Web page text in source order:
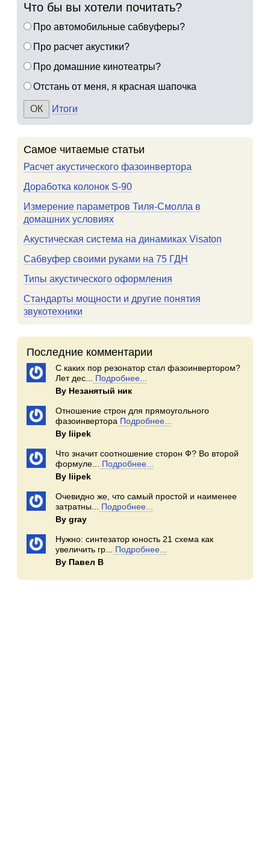
Что бы вы хотели почитать?
Про автомобильные сабвуферы?
Про расчет акустики?
Про домашние кинотеатры?
Отстань от меня, я красная шапочка
Итоги
Самое читаемые статьи
Расчет акустического фазоинвертора
Доработка колонок S-90
Измерение параметров Тиля-Смолла в
домашних условиях
Акустическая система на динамиках Visaton
Сабвуфер своими руками на 75 ГДН
Типы акустического оформления
Стандарты мощности и другие понятия
звукотехники
Последние комментарии
С каких пор резонатор стал фазоинвертором?
Лет дес...
Подробнее...
By Незанятый ник
Отношение строн для прямоугольного
фазоинвертора Подробнее...
By Iiipek
Что значит соотношение сторон Ф? Во второй
формуле...
Подробнее...
By Iiipek
Очевидно же, что самый простой и наименее
затратны...
Подробнее...
By gray
Нужно: синтезатор юность 21 схема как
увеличить гр...
Подробнее...
By Павел В